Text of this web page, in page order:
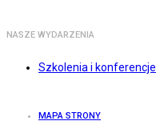
NASZE WYDARZENIA
Szkolenia i konferencje
MAPA STRONY